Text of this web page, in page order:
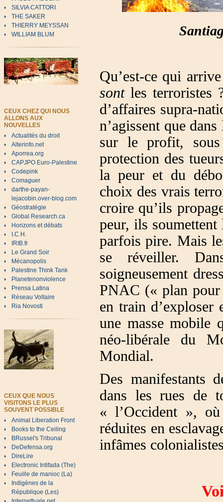
SILVIA CATTORI
THE SAKER
THIERRY MEYSSAN
WILLIAM BLUM
CEUX CHEZ QUI NOUS
ALLONS AUX
NOUVELLES
Actualités du droit
Alterinfo.net
Aporrea.org
CAPJPO Euro-Palestine
Codepink
Comaguer
darthe-payan-
lejacobin.over-blog.com
Géostratégie
Global Research.ca
Horizons et débats
I.C.H.
IRIB.fr
Le Grand Soir
Mécanopolis
Palestine Think Tank
Planetenonviolence
Prensa Latina
Réseau Voltaire
Ria Novosti
CEUX QUE NOUS
VISITONS LE PLUS
SOUVENT POSSIBLE
Animal Liberation Front
Books to the Ceiling
BRussel's Tribunal
DeDefensa.org
DireLire
Electronic Intifada (The)
Feuille de manioc (La)
Indigènes de la
République (Les)
Qu’est-ce qui
sontles terroristes
d’affaires supra-
n’agissent que
sur le profit,
protection des
la peur et du
choix des vrais
croire qu’ils
peur, ils
parfois pire. Mais
se réveiller.
soigneusement
PNAC (« plan pour
en train d’exploser
une masse mobile
néo-libérale du
Mondial.
Des manifestants
dans les rues de
« l’Occident »,
réduites en
infâmes